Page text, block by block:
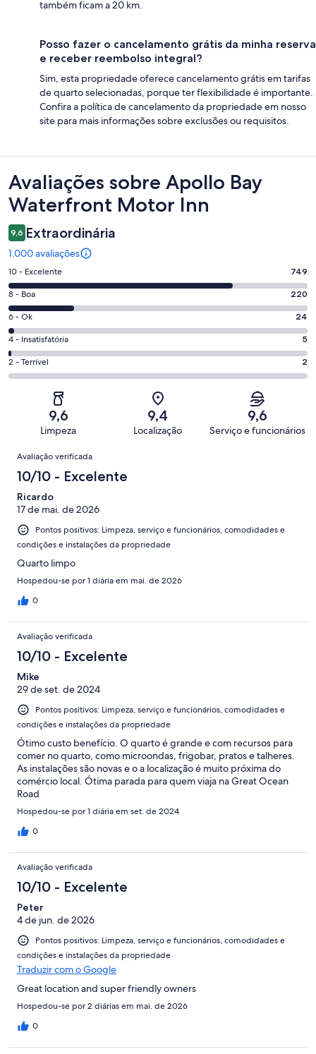
também ficam a 20 km.
Posso fazer o cancelamento grátis da minha reserva
e receber reembolso integral?
Sim, esta propriedade oferece cancelamento grátis em tarifas
de quarto selecionadas, porque ter flexibilidade é importante.
Confira a política de cancelamento da propriedade em nosso
site para mais informações sobre exclusões ou requisitos.
Avaliações
Avaliações sobre Apollo Bay
Waterfront Motor Inn
9,6 Extraordinária
1.000 avaliações
Nota
10
-
Excelente.
749
de
1000
avaliações
10 - Excelente 749
Nota
8
-
Boa.
220
de
1000
avaliações
8 - Boa 220
Nota
6
-
Ok.
24
avaliações
6 - Ok 24
Nota
4
-
4 - Insatisfatória 5
Nota
2
1000
avaliações
2 - Terrível 2
9,6
Limpeza
9,4
Localização
9,6
Serviço e funcionários
Avaliações
Avaliação verificada
10/10 - Excelente
Ricardo
17 de mai. de 2026
Pontos positivos: Limpeza, serviço e funcionários, comodidades e
condições e instalações da propriedade
Quarto limpo
Hospedou-se por 1 diária em mai. de 2026
0
Avaliação verificada
10/10 - Excelente
Mike
29 de set. de 2024
Pontos positivos: Limpeza, serviço e funcionários, comodidades e
condições e instalações da propriedade
Ótimo custo benefício. O quarto é grande e com recursos para
comer no quarto, como microondas, frigobar, pratos e talheres.
As instalações são novas e o a localização é muito próxima do
comércio local. Ótima parada para quem viaja na Great Ocean
Road
Hospedou-se por 1 diária em set. de 2024
0
Avaliação verificada
10/10 - Excelente
Peter
4 de jun. de 2026
Pontos positivos: Limpeza, serviço e funcionários, comodidades e
condições e instalações da propriedade
Traduzir com o Google
Great location and super friendly owners
Hospedou-se por 2 diárias em mai. de 2026
0